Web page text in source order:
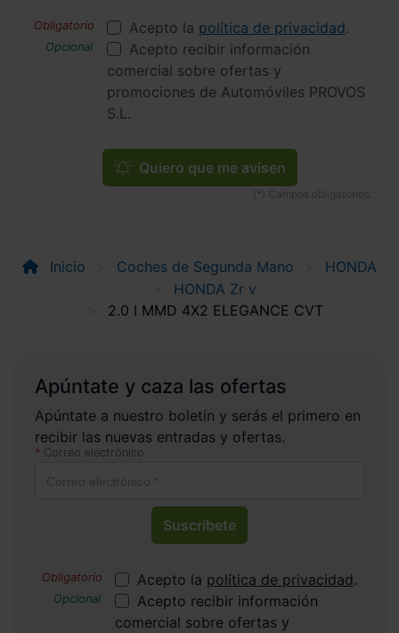
Acepto la política de privacidad.
Acepto recibir información
comercial sobre ofertas y
promociones de Automóviles PROVOS
S.L.
Quiero que me avisen
Inicio Coches de Segunda Mano
HONDA
HONDA Zr v
2.0 I MMD 4X2 ELEGANCE CVT
Apúntate y caza las ofertas
Apúntate a nuestro boletín y serás el primero en
recibir las nuevas entradas y ofertas.
Correo electrónico
Suscríbete
Acepto la política de privacidad.
Acepto recibir información
comercial sobre ofertas y